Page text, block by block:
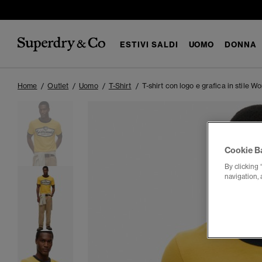
ESTIVI SALDI UOMO DONNA
Home Outlet Uomo T-Shirt T-shirt con logo e grafica in stile
Cookie
By clicking
navigation,